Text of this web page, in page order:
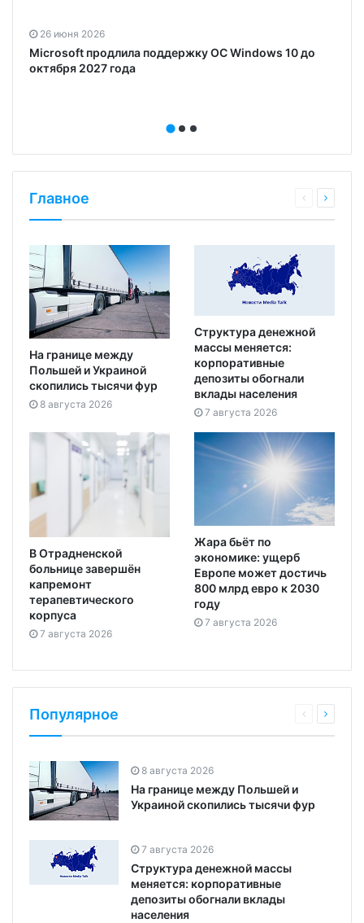
26 июня 2026
Microsoft продлила поддержку ОС Windows 10 до
октября 2027 года
Главное
На границе между
Польшей и Украиной
скопились тысячи фур
8 августа 2026
Структура денежной
массы меняется:
корпоративные
депозиты обогнали
вклады населения
7 августа 2026
В Отрадненской
больнице завершён
капремонт
терапевтического
корпуса
7 августа 2026
Жара бьёт по
экономике: ущерб
Европе может достичь
800 млрд евро к 2030
году
7 августа 2026
Популярное
8 августа 2026
На границе между Польшей и
Украиной скопились тысячи фур
7 августа 2026
Структура денежной массы
меняется: корпоративные
депозиты обогнали вклады
населения